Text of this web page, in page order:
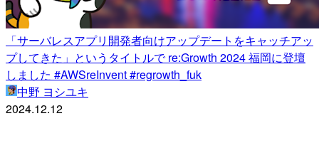
「サーバレスアプリ開発者向けアップデートをキャッチアッ
プしてきた」というタイトルで re:Growth 2024 福岡に登壇
しました #AWSreInvent #regrowth_fuk
中野 ヨシユキ
2024.12.12